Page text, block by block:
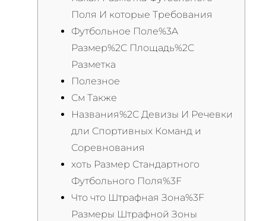
Поля И которые Требования
Футбольное Поле%3A
Размер%2C Площадь%2C
Разметка
Полезное
См Также
Названия%2C Девизы И Речевки
дли Спортивных Команд и
Соревнования
хоть Размер Стандартного
Футбольного Поля%3F
Что что Штрафная Зона%3F
Размеры Штрафной Зоны